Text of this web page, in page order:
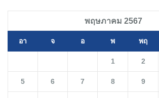
พฤษภาคม 2567
อา จ อ พ พฤ
1 2
5 6 7 8 9